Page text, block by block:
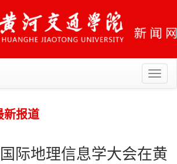
新报道
际地理信息学大会在黄